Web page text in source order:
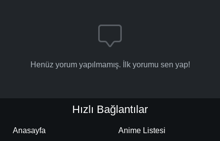
Henüz yorum yapılmamış. İlk yorumu sen yap!
Hızlı Bağlantılar
Anasayfa Anime Listesi